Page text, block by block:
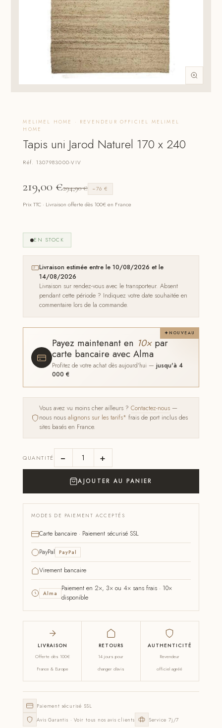
MELIMEL HOME · REVENDEUR OFFICIEL MELIMEL
HOME
Tapis uni Jarod Naturel 170 x 240
Réf. 1307983000-VIV
219,00 €294,90€ −76 €
Prix TTC · Livraison offerte dès 100€ en France
EN STOCK
Livraison estimée entre le 10/08/2026 et le
14/08/2026
Livraison sur rendez-vous avec le transporteur. Absent
pendant cette période ? Indiquez votre date souhaitée en
commentaire lors de la commande.
NOUVEAU
Payez maintenant en 10×par
carte bancaire avec Alma
Profitez de votre achat dès aujourd'hui —jusqu'à 4
000 €
Vous avez vu moins cher ailleurs ?Contactez-nous —
nous nousalignons sur les tarifs* frais de port inclus des
sites basés en France.
QUANTITÉ − +
AJOUTER AU PANIER
MODES DE PAIEMENT ACCEPTÉS
Carte bancaire · Paiement sécurisé SSL
PayPal PayPal
Virement bancaire
Alma
Paiement en 2×, 3× ou 4× sans frais · 10×
disponible
LIVRAISON
Offerte dès 100€
France & Europe
RETOURS
14 jours pour
changer d'avis
AUTHENTICITÉ
Revendeur
officiel agréé
Paiement sécurisé SSL
Avis Garantis · Voir tous nos avis clients
Service 7j/7